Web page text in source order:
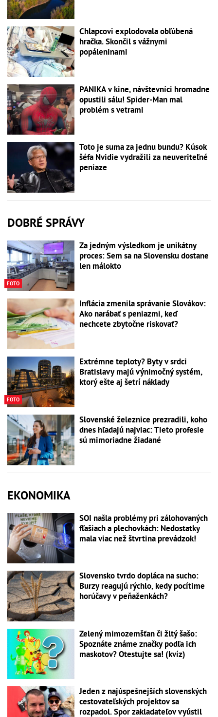
Chlapcovi explodovala obľúbená
hračka. Skončil s vážnymi
popáleninami
PANIKA v kine, návštevníci hromadne
opustili sálu! Spider-Man mal
problém s vetrami
Toto je suma za jednu bundu? Kúsok
šéfa Nvidie vydražili za neuveriteľné
peniaze
DOBRÉ SPRÁVY
FOTO
Za jedným výsledkom je unikátny
proces: Sem sa na Slovensku dostane
len málokto
Inflácia zmenila správanie Slovákov:
Ako narábať s peniazmi, keď
nechcete zbytočne riskovať?
FOTO
Extrémne teploty? Byty v srdci
Bratislavy majú výnimočný systém,
ktorý ešte aj šetrí náklady
Slovenské železnice prezradili, koho
dnes hľadajú najviac: Tieto profesie
sú mimoriadne žiadané
EKONOMIKA
SOI našla problémy pri zálohovaných
fľašiach a plechovkách: Nedostatky
mala viac než štvrtina prevádzok!
Slovensko tvrdo dopláca na sucho:
Burzy reagujú rýchlo, kedy pocítime
horúčavy v peňaženkách?
Zelený mimozemšťan či žltý šašo:
Spoznáte známe značky podľa ich
maskotov? Otestujte sa! (kvíz)
Jeden z najúspešnejších slovenských
cestovateľských projektov sa
rozpadol. Spor zakladateľov vyústil